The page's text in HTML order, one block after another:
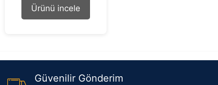
o
f
Ürünü incele
Güvenilir Gönderim